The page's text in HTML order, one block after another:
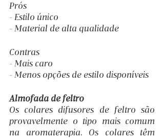
Prós
- Estilo único
- Material de alta qualidade
Contras
- Mais caro
- Menos opções de estilo disponíveis
Almofada de feltro
Os colares difusores de feltro são
provavelmente o tipo mais comum
na aromaterapia. Os colares têm